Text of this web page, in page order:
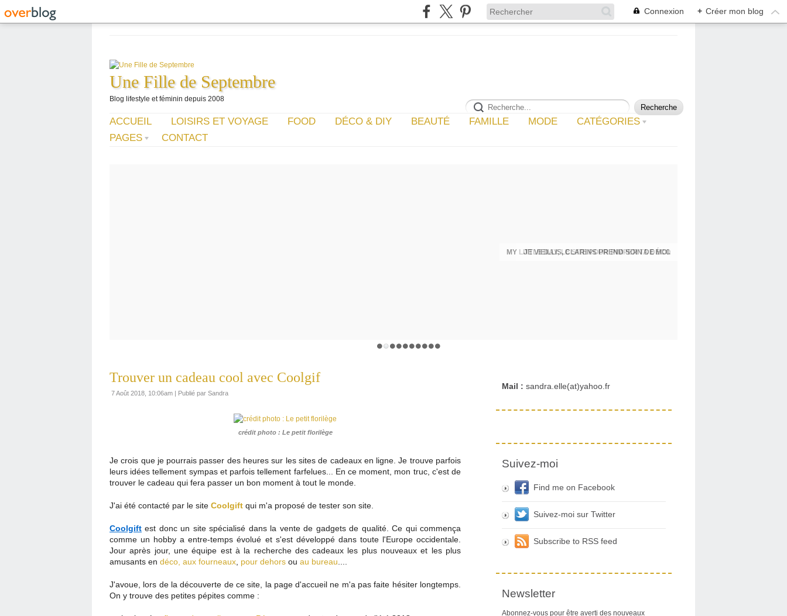
Connexion + Créer mon blog
Une Fille de Septembre
Blog lifestyle et féminin depuis 2008
ACCUEIL LOISIRS ET VOYAGE FOOD DÉCO & DIY BEAUTÉ FAMILLE MODE
CATÉGORIES
PAGES
CONTACT
JE VIEILLIS, CLARINS PREND SOIN DE MOI.
Trouver un cadeau cool avec Coolgif
7 Août 2018, 10:06am | Publié par Sandra
crédit photo : Le petit florilège
Je crois que je pourrais passer des heures sur les sites de cadeaux en ligne. Je trouve parfois
leurs idées tellement sympas et parfois tellement farfelues... En ce moment, mon truc, c'est de
trouver le cadeau qui fera passer un bon moment à tout le monde.
J'ai été contacté par le site Coolgift qui m'a proposé de tester son site.
Coolgift est donc un site spécialisé dans la vente de gadgets de qualité. Ce qui commença
comme un hobby a entre-temps évolué et s'est développé dans toute l'Europe occidentale.
Jour après jour, une équipe est à la recherche des cadeaux les plus nouveaux et les plus
amusants en déco, aux fourneaux pour dehors ou au bureau
J'avoue, lors de la découverte de ce site, la page d'accueil ne m'a pas faite hésiter longtemps.
On y trouve des petites pépites comme :
Mail : sandra.elle(at)yahoo.fr
Suivez-moi
Find me on Facebook
Suivez-moi sur Twitter
Subscribe to RSS feed
Newsletter
Abonnez-vous pour être averti des nouveaux